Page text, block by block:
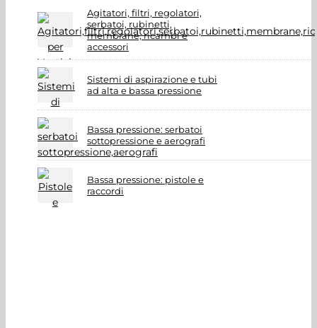
Agitatori, filtri, regolatori,
serbatoi, rubinetti,
membrane, ricambi e
accessori
Sistemi di aspirazione e tubi
ad alta e bassa pressione
Bassa pressione: serbatoi
sottopressione e aerografi
Bassa pressione: pistole e
raccordi